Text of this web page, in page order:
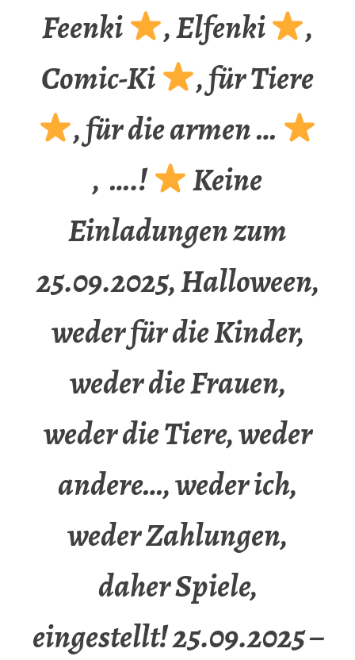
Feenki
, Elfenki
,
Comic-Ki
, für Tiere
, für die armen …
, ….!
Keine
Einladungen zum
25.09.2025, Halloween,
weder für die Kinder,
weder die Frauen,
weder die Tiere, weder
andere…, weder ich,
weder Zahlungen,
daher Spiele,
eingestellt! 25.09.2025 –